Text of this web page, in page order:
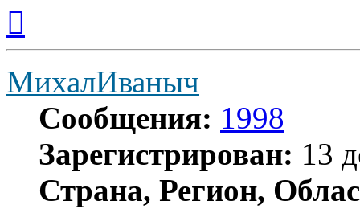
началу
МихалИваныч
Сообщения: 1998
Зарегистрирован: 13
Страна, Регион,